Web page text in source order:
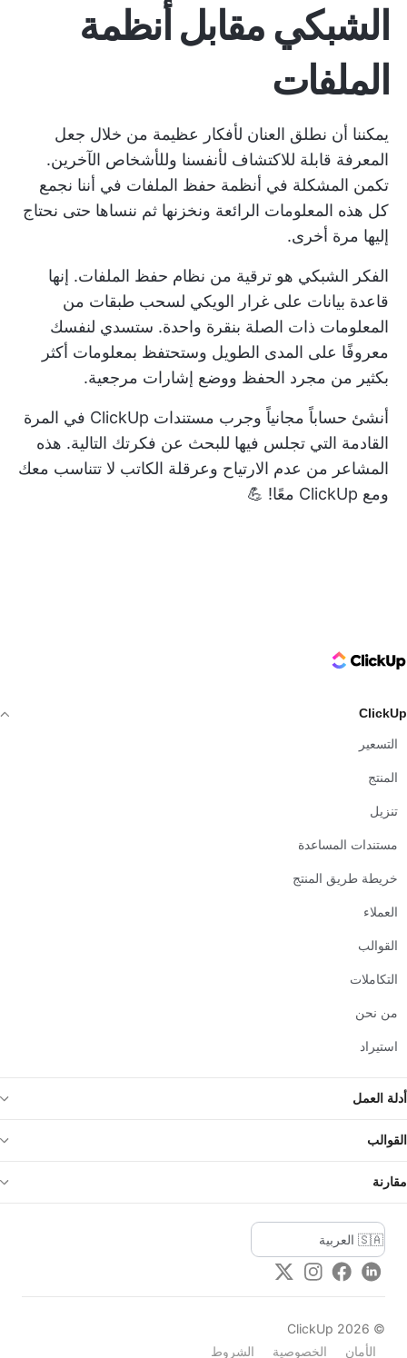
الشبكي مقابل أنظمة
الملفات
يمكننا أن نطلق العنان لأفكار عظيمة من خلال جعل
المعرفة قابلة للاكتشاف لأنفسنا وللأشخاص الآخرين.
تكمن المشكلة في أنظمة حفظ الملفات في أننا نجمع
كل هذه المعلومات الرائعة ونخزنها ثم ننساها حتى نحتاج
إليها مرة أخرى.
الفكر الشبكي هو ترقية من نظام حفظ الملفات. إنها
قاعدة بيانات على غرار الويكي لسحب طبقات من
المعلومات ذات الصلة بنقرة واحدة. ستسدي لنفسك
معروفًا على المدى الطويل وستحتفظ بمعلومات أكثر
بكثير من مجرد الحفظ ووضع إشارات مرجعية.
أنشئ حساباً مجانياً وجرب مستندات ClickUp
في المرة
القادمة التي تجلس فيها للبحث عن فكرتك التالية. هذه
المشاعر من عدم الارتياح وعرقلة الكاتب لا تتناسب معك
ومع ClickUp معًا! 💪
ClickUp Logo
ClickUp
التسعير
المنتج
تنزيل
مستندات المساعدة
خريطة طريق المنتج
العملاء
القوالب
التكاملات
من نحن
استيراد
أدلة العمل
القوالب
مقارنة
LinkedIn
Facebook
Instagram
Twitter
©
2026
الأمان
الخصوصية الشروط